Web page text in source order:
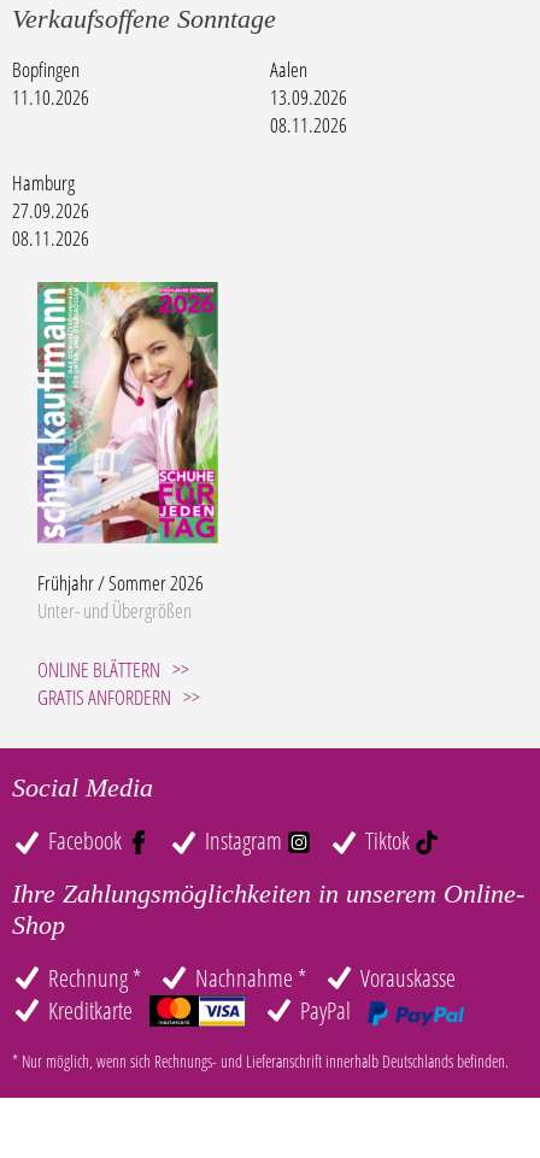
Verkaufsoffene Sonntage
Bopfingen
11.10.2026
Aalen
13.09.2026
08.11.2026
Hamburg
27.09.2026
08.11.2026
Frühjahr / Sommer 2026
Unter- und Übergrößen
ONLINE BLÄTTERN
GRATIS ANFORDERN
Social Media
Facebook Instagram Tiktok
Ihre Zahlungsmöglichkeiten in unserem Online-
Shop
Rechnung * Nachnahme *
Vorauskasse
Kreditkarte
PayPal
* Nur möglich, wenn sich Rechnungs- und Lieferanschrift innerhalb Deutschlands befinden.